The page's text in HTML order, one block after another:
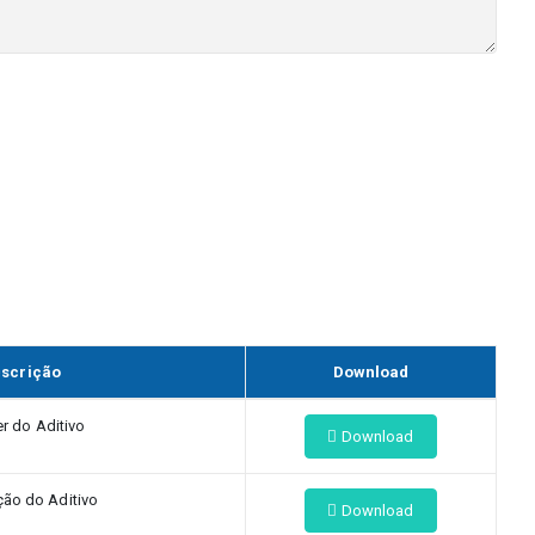
Download
do Aditivo
Download
do Aditivo
Download